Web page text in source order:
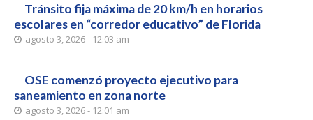
Tránsito fija máxima de 20 km/h en horarios
escolares en “corredor educativo” de Florida
agosto 3, 2026 - 12:03 am
OSE comenzó proyecto ejecutivo para
saneamiento en zona norte
agosto 3, 2026 - 12:01 am